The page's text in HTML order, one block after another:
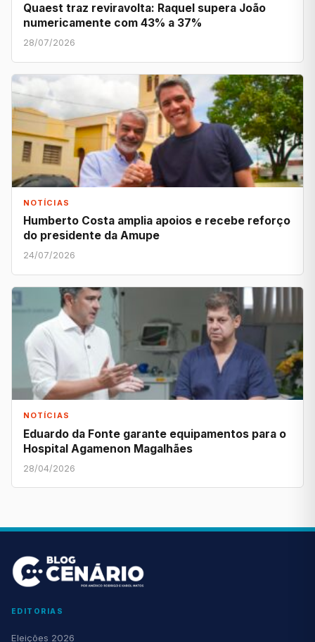
Quaest traz reviravolta: Raquel supera João
numericamente com 43% a 37%
28/07/2026
NOTÍCIAS
Humberto Costa amplia apoios e recebe reforço
do presidente da Amupe
24/07/2026
NOTÍCIAS
Eduardo da Fonte garante equipamentos para o
Hospital Agamenon Magalhães
28/04/2026
EDITORIAS
Eleições 2026